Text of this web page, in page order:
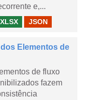
e,...
XLSX JSON
Elementos de
de fluxo
fazem